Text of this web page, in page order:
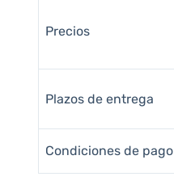
Precios
Plazos de entrega
Condiciones de pago